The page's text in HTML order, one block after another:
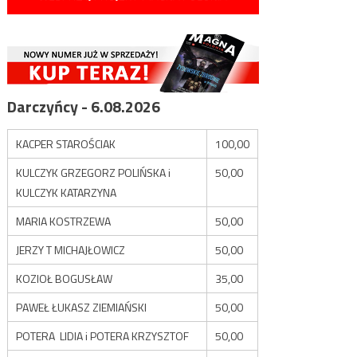
Darczyńcy - 6.08.2026
KACPER STAROŚCIAK
100,00
KULCZYK GRZEGORZ POLIŃSKA i
KULCZYK KATARZYNA
50,00
MARIA KOSTRZEWA
50,00
JERZY T MICHAJŁOWICZ
50,00
KOZIOŁ BOGUSŁAW
35,00
PAWEŁ ŁUKASZ ZIEMIAŃSKI
50,00
POTERA LIDIA i POTERA KRZYSZTOF
50,00